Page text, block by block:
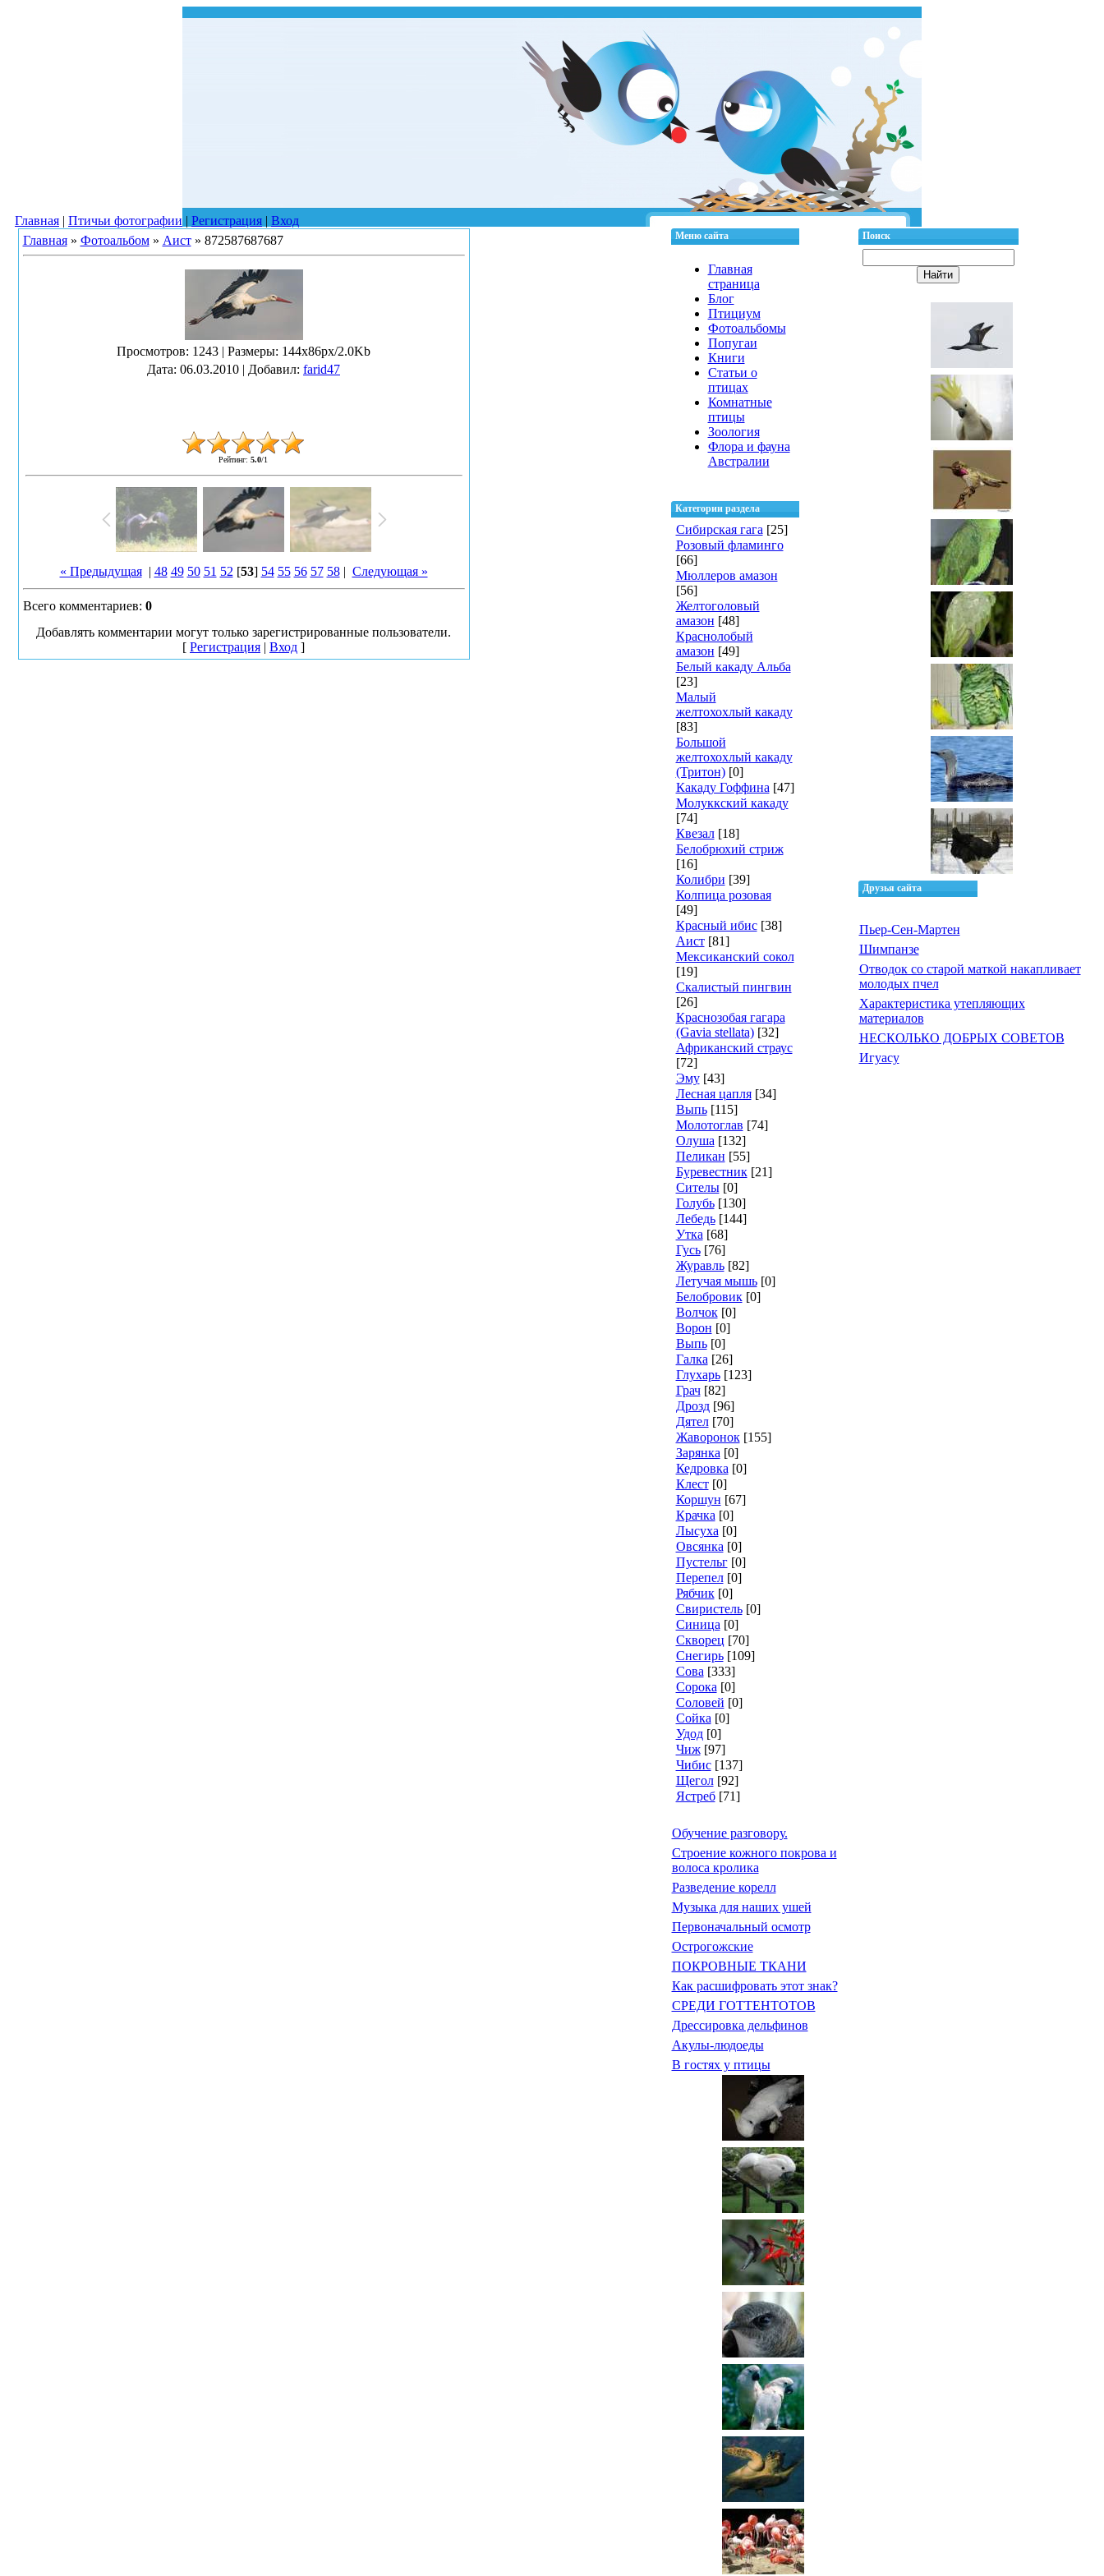
Главная | Птичьи фотографии | Регистрация | Вход
Главная» Фотоальбом» Аист» 872587687687
Просмотров: 1243 | Размеры: 144x86px/2.0Kb
Дата: 06.03.2010 | Добавил: farid47
Рейтинг: 5.0/1
« Предыдущая| 48 49 50 51 52 [53] 54 55 56 57 58| Следующая »
Всего комментариев: 0
Добавлять комментарии могут только зарегистрированные пользователи.
[ Регистрация | Вход ]
Меню сайта
Главная
страница
Блог
Птициум
Фотоальбомы
Попугаи
Книги
Статьи о
птицах
Комнатные
птицы
Зоология
Флора и фауна
Австралии
Категории раздела
Сибирская гага [25]
Розовый фламинго
[66]
Мюллеров амазон
[56]
Желтоголовый
амазон [48]
Краснолобый
амазон [49]
Белый какаду Альба
[23]
Малый
желтохохлый какаду
[83]
Большой
желтохохлый какаду
(Тритон) [0]
Какаду Гоффина [47]
Молуккский какаду
[74]
Квезал [18]
Белобрюхий стриж
[16]
Колибри [39]
Колпица розовая
[49]
Красный ибис [38]
Аист [81]
Мексиканский сокол
[19]
Скалистый пингвин
[26]
Краснозобая гагара
(Gavia stellata) [32]
Африканский страус
[72]
Эму [43]
Лесная цапля [34]
Выпь [115]
Молотоглав [74]
Олуша [132]
Пеликан [55]
Буревестник [21]
Сителы [0]
Голубь [130]
Лебедь [144]
Утка [68]
Гусь [76]
Журавль [82]
Летучая мышь [0]
Белобровик [0]
Волчок [0]
Ворон [0]
Выпь [0]
Галка [26]
Глухарь [123]
Грач [82]
Дрозд [96]
Дятел [70]
Жаворонок [155]
Зарянка [0]
Кедровка [0]
Клест [0]
Коршун [67]
Крачка [0]
Лысуха [0]
Овсянка [0]
Пустельг [0]
Перепел [0]
Рябчик [0]
Свиристель [0]
Синица [0]
Скворец [70]
Снегирь [109]
Сова [333]
Сорока [0]
Соловей [0]
Сойка [0]
Удод [0]
Чиж [97]
Чибис [137]
Щегол [92]
Ястреб [71]
Обучение разговору.
Строение кожного покрова и
волоса кролика
Разведение корелл
Музыка для наших ушей
Первоначальный осмотр
Острогожские
ПОКРОВНЫЕ ТКАНИ
Как расшифровать этот знак?
СРЕДИ ГОТТЕНТОТОВ
Дрессировка дельфинов
Акулы-людоеды
В гостях у птицы
Поиск
Друзья сайта
Пьер-Сен-Мартен
Шимпанзе
Отводок со старой маткой накапливает
молодых пчел
Характеристика утепляющих
материалов
НЕСКОЛЬКО ДОБРЫХ СОВЕТОВ
Игуасу